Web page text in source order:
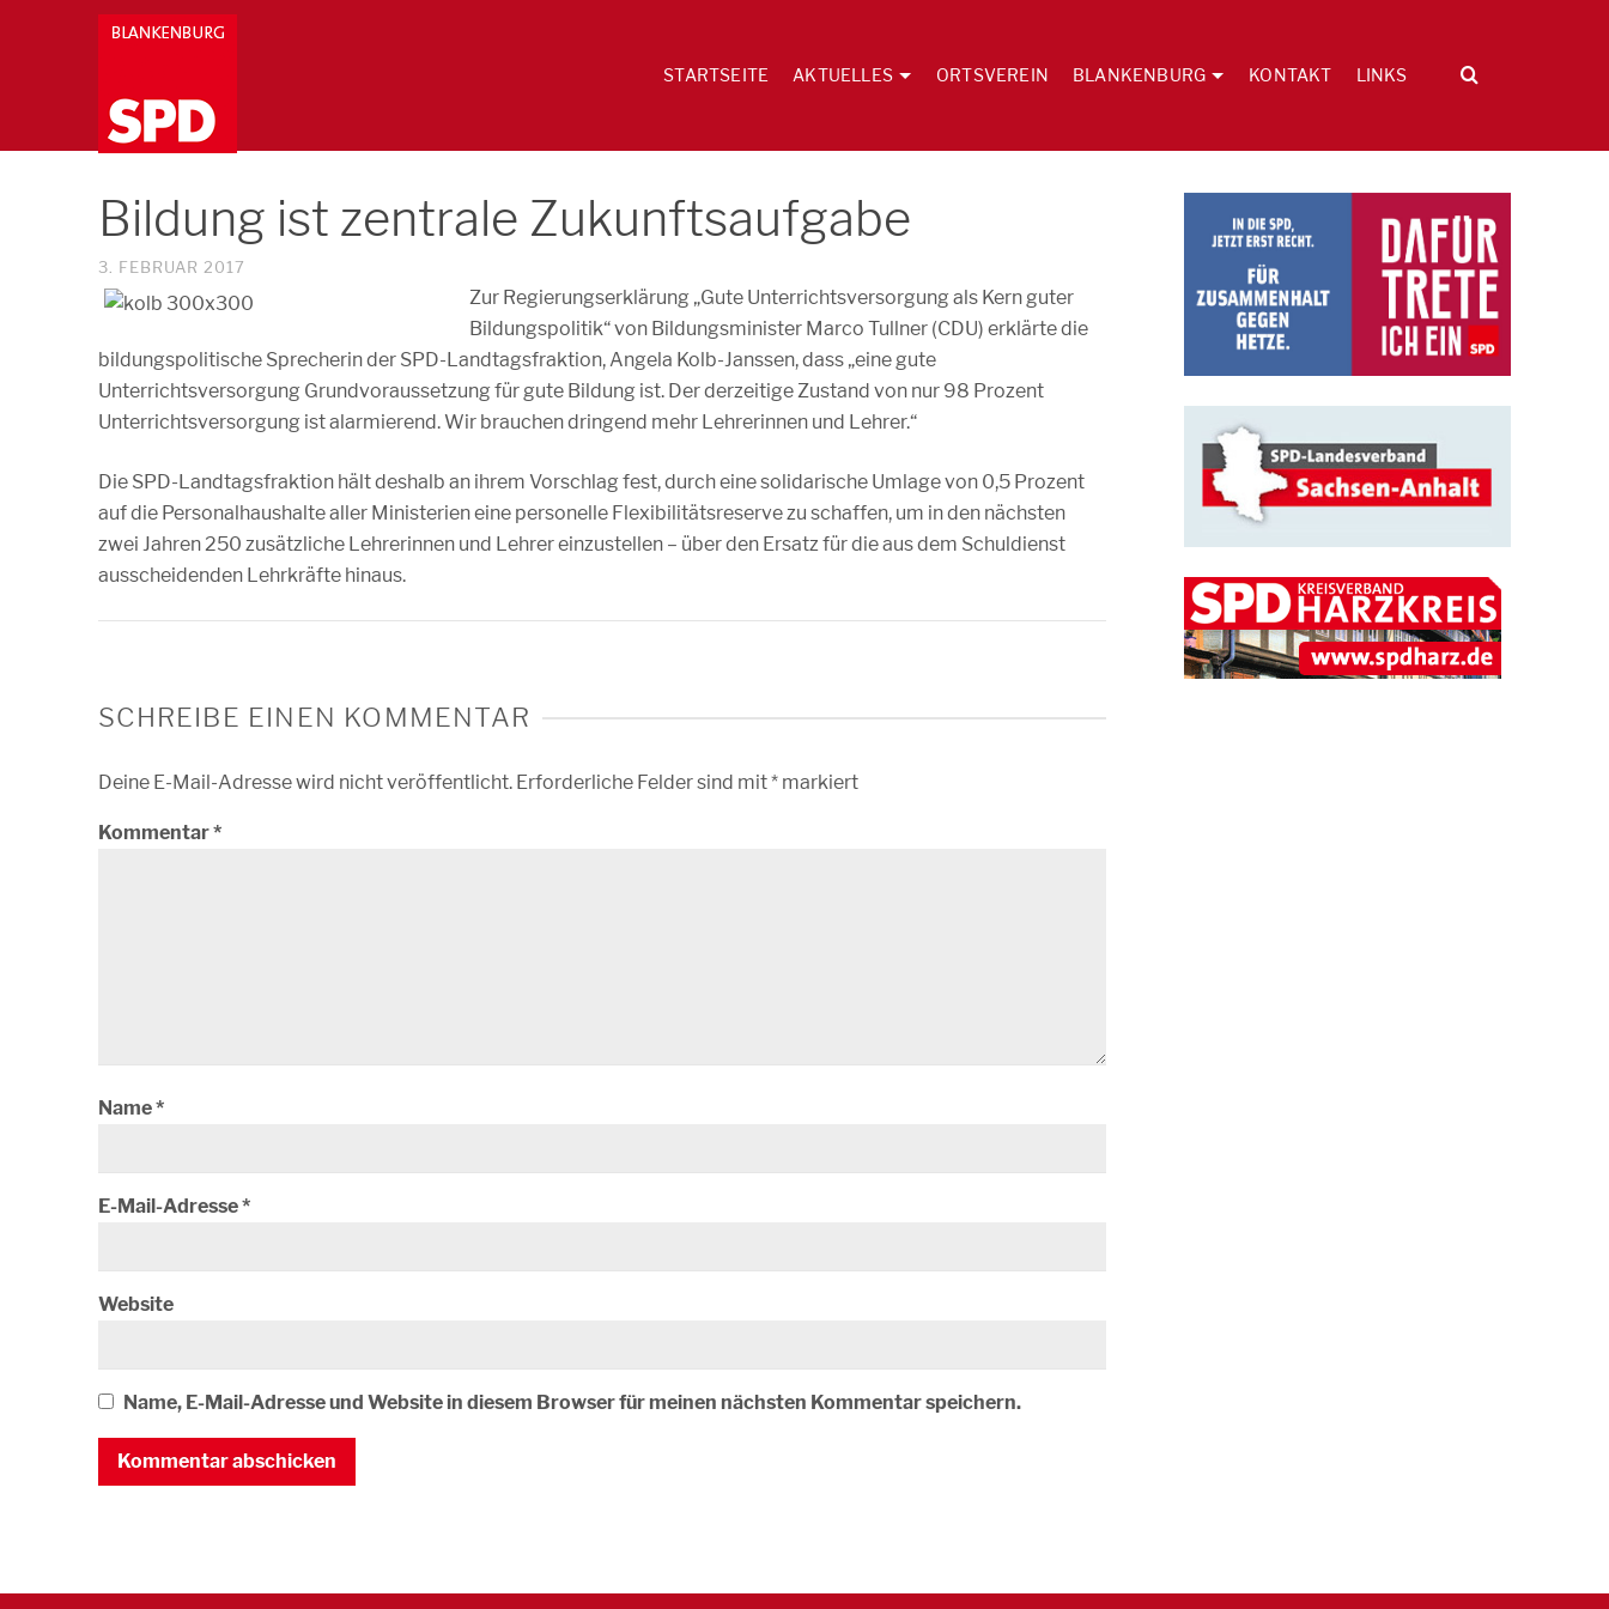
STARTSEITE AKTUELLES ORTSVEREIN BLANKENBURG KONTAKT LINKS
Bildung ist zentrale Zukunftsaufgabe
3. FEBRUAR 2017
Zur Regierungserklärung „Gute Unterrichtsversorgung als Kern guter
Bildungspolitik“ von Bildungsminister Marco Tullner (CDU) erklärte die
bildungspolitische Sprecherin der SPD-Landtagsfraktion, Angela Kolb-Janssen, dass „eine gute
Unterrichtsversorgung Grundvoraussetzung für gute Bildung ist. Der derzeitige Zustand von nur 98 Prozent
Unterrichtsversorgung ist alarmierend. Wir brauchen dringend mehr Lehrerinnen und Lehrer.“
Die SPD-Landtagsfraktion hält deshalb an ihrem Vorschlag fest, durch eine solidarische Umlage von 0,5 Prozent
auf die Personalhaushalte aller Ministerien eine personelle Flexibilitätsreserve zu schaffen, um in den nächsten
zwei Jahren 250 zusätzliche Lehrerinnen und Lehrer einzustellen – über den Ersatz für die aus dem Schuldienst
ausscheidenden Lehrkräfte hinaus.
SCHREIBE EINEN KOMMENTAR
Deine E-Mail-Adresse wird nicht veröffentlicht. Erforderliche Felder sind mit* markiert
Kommentar*
Name*
E-Mail-Adresse*
Website
Name, E-Mail-Adresse und Website in diesem Browser für meinen nächsten Kommentar speichern.